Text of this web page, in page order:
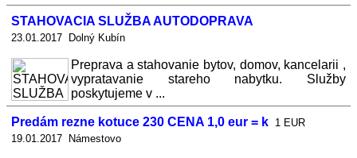
STAHOVACIA SLUŽBA AUTODOPRAVA
23.01.2017 Dolný Kubín
Preprava a stahovanie bytov, domov, kancelarii ,
vypratavanie stareho nabytku. Služby
poskytujeme v ...
Predám rezne kotuce 230 CENA 1,0 eur = k 1 EUR
19.01.2017 Námestovo